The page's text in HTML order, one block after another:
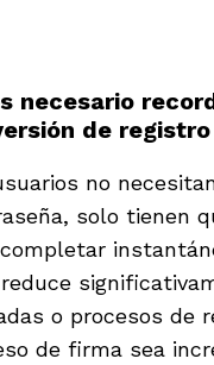
necesario
de
no
solo tienen
o procesos de
de firma sea